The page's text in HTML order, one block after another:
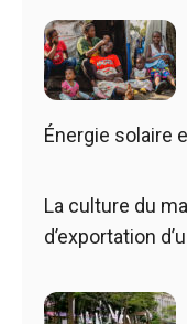
Énergie solaire
La culture du
d’exportation